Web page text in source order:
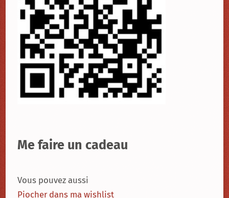
Me faire un cadeau
Vous pouvez aussi
Piocher dans ma wishlist